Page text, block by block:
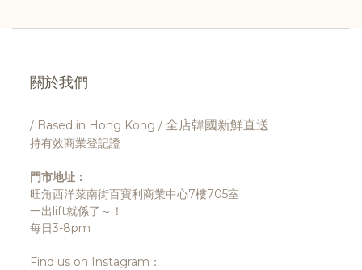
關於我們
/ Based in Hong Kong / 全店韓國新鮮直送
持有效商業登記證
門市地址：
旺角西洋菜南街百寶利商業中心7樓705室
一出lift就係了～！
每日3-8pm
Find us on Instagram：